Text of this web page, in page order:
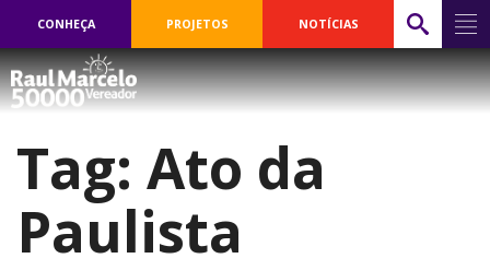
CONHEÇA PROJETOS NOTÍCIAS
Tag: Ato da
Paulista